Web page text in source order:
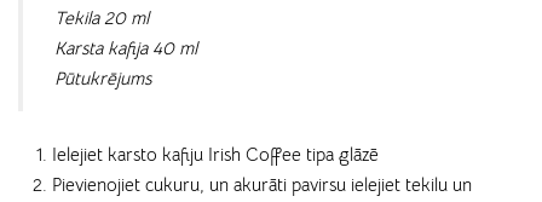
Tekila 20 ml
Karsta kafija 40 ml
Pūtukrējums
Ielejiet karsto kafiju Irish Coffee tipa glāzē
Pievienojiet cukuru, un akurāti pavirsu ielejiet tekilu un